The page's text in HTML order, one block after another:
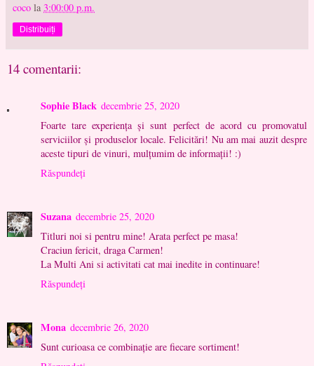
coco la 3:00:00 p.m.
Distribuiți
14 comentarii:
Sophie Black decembrie 25, 2020
Foarte tare experiența și sunt perfect de acord cu promovatul
serviciilor și produselor locale. Felicitări! Nu am mai auzit despre
aceste tipuri de vinuri, mulțumim de informații! :)
Răspundeți
Suzana decembrie 25, 2020
Titluri noi si pentru mine! Arata perfect pe masa!
Craciun fericit, draga Carmen!
La Multi Ani si activitati cat mai inedite in continuare!
Răspundeți
Mona decembrie 26, 2020
Sunt curioasa ce combinație are fiecare sortiment!